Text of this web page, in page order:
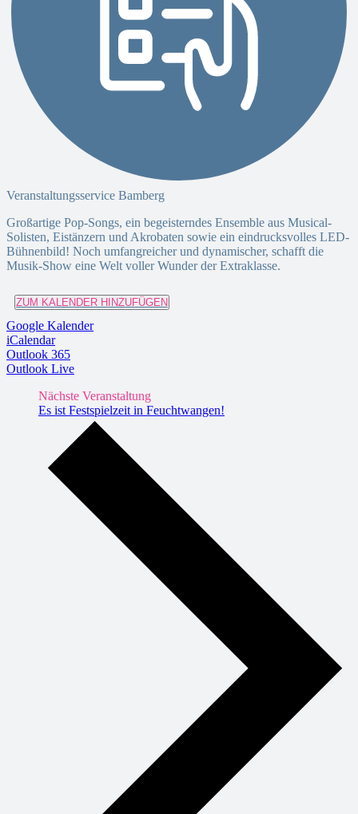
Veranstaltungsservice Bamberg
Großartige Pop-Songs, ein begeisterndes Ensemble aus Musical-
Solisten, Eistänzern und Akrobaten sowie ein eindrucksvolles LED-
Bühnenbild! Noch umfangreicher und dynamischer, schafft die
Musik-Show eine Welt voller Wunder der Extraklasse.
ZUM KALENDER HINZUFÜGEN
Google Kalender
iCalendar
Outlook 365
Outlook Live
Nächste Veranstaltung
Es ist Festspielzeit in Feuchtwangen!